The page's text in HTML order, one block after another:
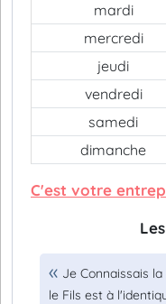
mardi
mercredi
jeudi
vendredi
samedi
dimanche
C'est votre
Je Connaissais
le Fils est à